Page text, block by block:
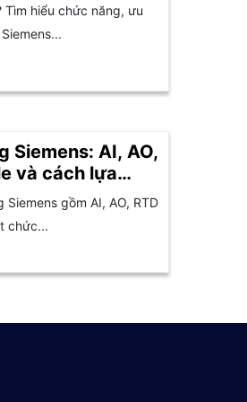
Tìm hiểu chức năng, ưu
Siemens: AI, AO,
và cách lựa
gồm AI, AO, RTD
chức...